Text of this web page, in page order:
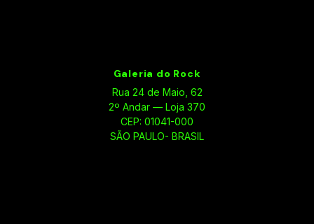
Galeria do Rock
Rua 24 de Maio, 62
2º Andar — Loja 370
CEP: 01041-000
SÃO PAULO- BRASIL